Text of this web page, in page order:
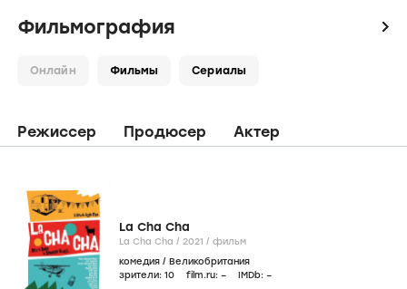
Фильмография icon
Онлайн Фильмы Сериалы
Режиссер Продюсер Актер
La Cha Cha
La Cha Cha / 2021 / фильм
комедия / Великобритания
зрители: 10 film.ru: – IMDb: –